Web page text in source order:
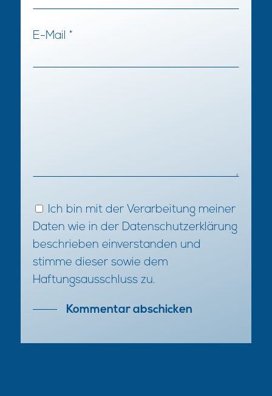
E-Mail *
Ich bin mit der Verarbeitung meiner
Daten wie in der Datenschutzerklärung
beschrieben einverstanden und
stimme dieser sowie dem
Haftungsausschlusszu.